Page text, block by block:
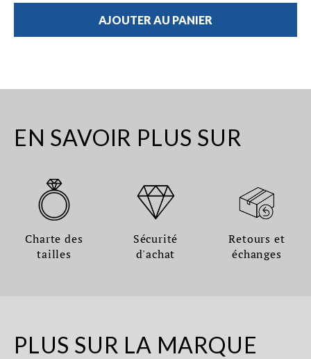
AJOUTER AU PANIER
EN SAVOIR PLUS SUR
Charte des
tailles
Sécurité
d'achat
Retours et
échanges
PLUS SUR LA MARQUE